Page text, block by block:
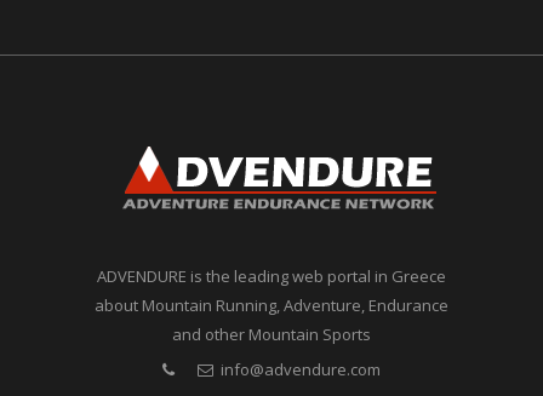
ADVENDURE is the leading web portal in Greece
about Mountain Running, Adventure, Endurance
and other Mountain Sports
info@advendure.com